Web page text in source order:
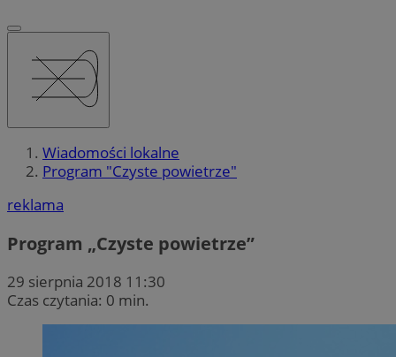
Wiadomości lokalne
Program "Czyste powietrze"
reklama
Program „Czyste powietrze”
29 sierpnia 2018 11:30
Czas czytania: 0 min.